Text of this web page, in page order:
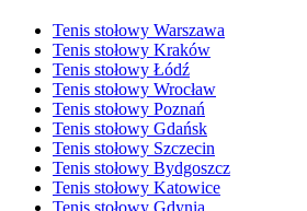
Tenis stołowy Warszawa
Tenis stołowy Kraków
Tenis stołowy Łódź
Tenis stołowy Wrocław
Tenis stołowy Poznań
Tenis stołowy Gdańsk
Tenis stołowy Szczecin
Tenis stołowy Bydgoszcz
Tenis stołowy Katowice